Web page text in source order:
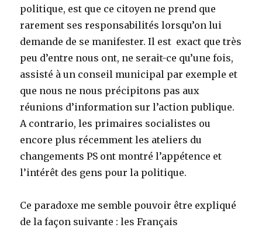
politique, est que ce citoyen ne prend que
rarement ses responsabilités lorsqu’on lui
demande de se manifester. Il est exact que très
peu d’entre nous ont, ne serait-ce qu’une fois,
assisté à un conseil municipal par exemple et
que nous ne nous précipitons pas aux
réunions d’information sur l’action publique.
A contrario, les primaires socialistes ou
encore plus récemment les ateliers du
changements PS ont montré l’appétence et
l’intérêt des gens pour la politique.
Ce paradoxe me semble pouvoir être expliqué
de la façon suivante : les Français